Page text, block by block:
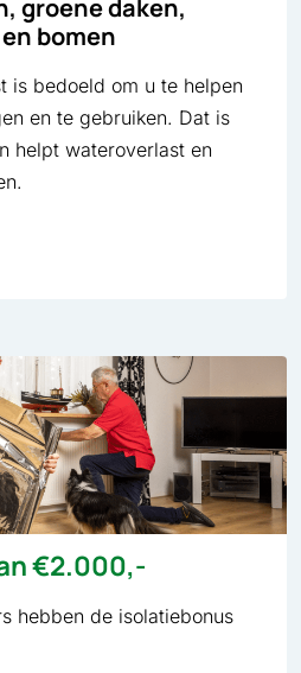
groene daken,
bomen
is bedoeld om u te helpen
en te gebruiken. Dat is
helpt wateroverlast en
€2.000,-
hebben de isolatiebonus